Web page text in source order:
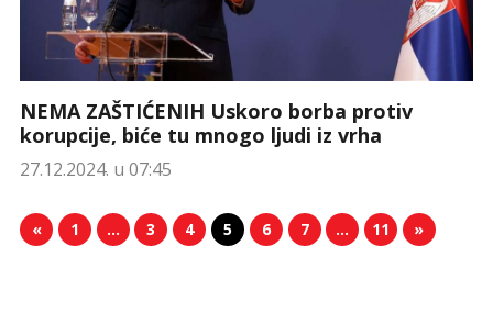
NEMA ZAŠTIĆENIH Uskoro borba protiv
korupcije, biće tu mnogo ljudi iz vrha
27.12.2024. u 07:45
« 1 … 3 4 5 6 7 … 11 »